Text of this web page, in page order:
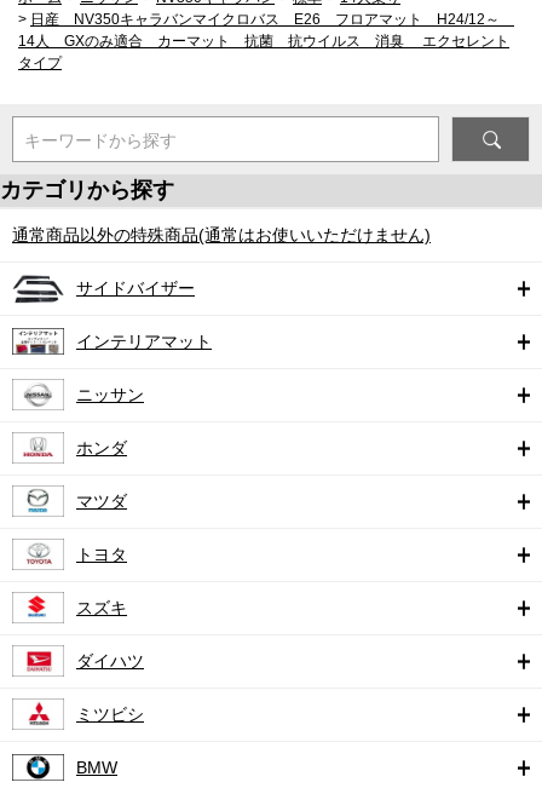
> 日産 NV350キャラバンマイクロバス E26 フロアマット H24/12～
14人 GXのみ適合 カーマット 抗菌 抗ウイルス 消臭 エクセレント
タイプ
キーワードから探す
カテゴリから探す
通常商品以外の特殊商品(通常はお使いいただけません)
サイドバイザー
インテリアマット
ニッサン
ホンダ
マツダ
トヨタ
スズキ
ダイハツ
ミツビシ
BMW